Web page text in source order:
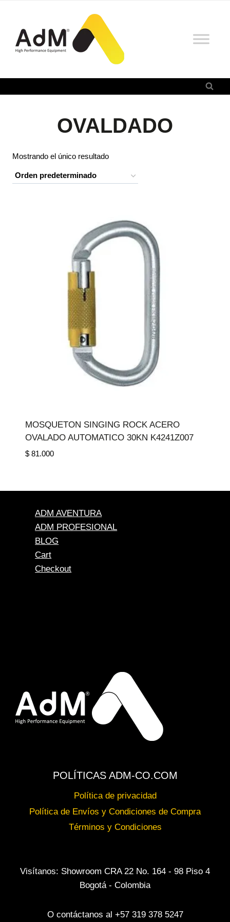
contenido
OVALDADO
Mostrando el único resultado
MOSQUETON SINGING ROCK ACERO
OVALADO AUTOMATICO 30KN K4241Z007
$81.000
ADM AVENTURA
ADM PROFESIONAL
BLOG
Cart
Checkout
POLÍTICAS ADM-CO.COM
Política de privacidad
Política de Envíos y Condiciones de Compra
Términos y Condiciones
Visítanos: Showroom CRA 22 No. 164 - 98 Piso 4
Bogotá - Colombia
O contáctanos al +57 319 378 5247